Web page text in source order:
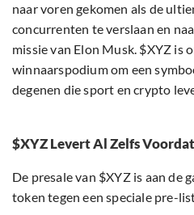
naar voren gekomen als de
concurrenten te verslaan en
missie van Elon Musk. $XYZ is
winnaarspodium om een
degenen die sport en crypto
$XYZ Levert Al Zelfs
De presale van $XYZ is aan de
token tegen een speciale pre-